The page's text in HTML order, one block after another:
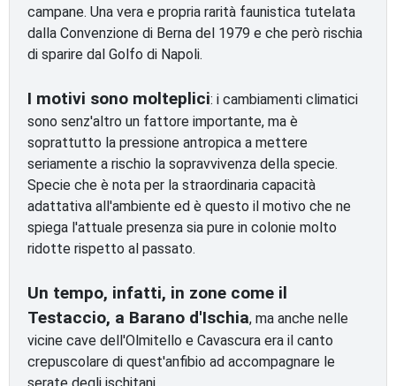
campane. Una vera e propria rarità faunistica tutelata
dalla Convenzione di Berna del 1979 e che però rischia
di sparire dal Golfo di Napoli.
I motivi sono molteplici: i cambiamenti climatici
sono senz'altro un fattore importante, ma è
soprattutto la pressione antropica a mettere
seriamente a rischio la sopravvivenza della specie.
Specie che è nota per la straordinaria capacità
adattativa all'ambiente ed è questo il motivo che ne
spiega l'attuale presenza sia pure in colonie molto
ridotte rispetto al passato.
Un tempo, infatti, in zone come il
Testaccio, a Barano d'Ischia, ma anche nelle
vicine cave dell'Olmitello e Cavascura era il canto
crepuscolare di quest'anfibio ad accompagnare le